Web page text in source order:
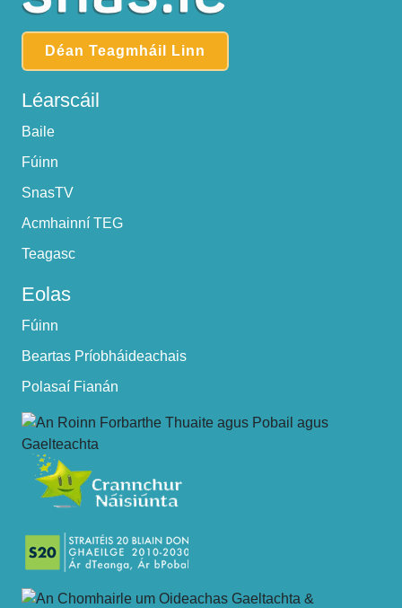
Déan Teagmháil Linn
Léarscáil
Baile
Fúinn
SnasTV
Acmhainní TEG
Teagasc
Eolas
Fúinn
Beartas Príobháideachais
Polasaí Fianán